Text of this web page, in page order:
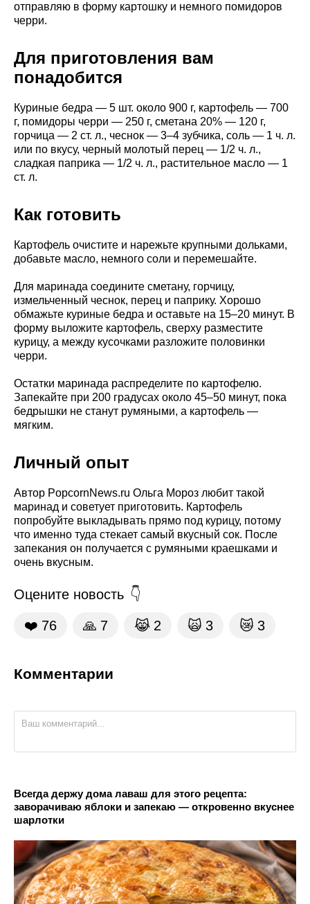
отправляю в форму картошку и немного помидоров
черри.
Для приготовления вам
понадобится
Куриные бедра — 5 шт. около 900 г, картофель — 700
г, помидоры черри — 250 г, сметана 20% — 120 г,
горчица — 2 ст. л., чеснок — 3–4 зубчика, соль — 1 ч. л.
или по вкусу, черный молотый перец — 1/2 ч. л.,
сладкая паприка — 1/2 ч. л., растительное масло — 1
ст. л.
Как готовить
Картофель очистите и нарежьте крупными дольками,
добавьте масло, немного соли и перемешайте.
Для маринада соедините сметану, горчицу,
измельченный чеснок, перец и паприку. Хорошо
обмажьте куриные бедра и оставьте на 15–20 минут. В
форму выложите картофель, сверху разместите
курицу, а между кусочками разложите половинки
черри.
Остатки маринада распределите по картофелю.
Запекайте при 200 градусах около 45–50 минут, пока
бедрышки не станут румяными, а картофель —
мягким.
Личный опыт
Автор PopcornNews.ru Ольга Мороз любит такой
маринад и советует приготовить. Картофель
попробуйте выкладывать прямо под курицу, потому
что именно туда стекает самый вкусный сок. После
запекания он получается с румяными краешками и
очень вкусным.
Оцените новость
❤️ 76 🙏 7 😹 2 🙀 3 😿 3
Комментарии
Всегда держу дома лаваш для этого рецепта:
заворачиваю яблоки и запекаю — откровенно вкуснее
шарлотки